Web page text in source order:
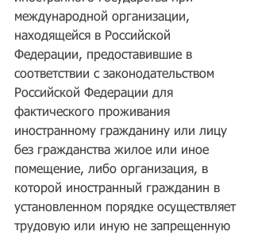
международной организации,
находящейся в Российской
Федерации, предоставившие в
соответствии с законодательством
Российской Федерации для
фактического проживания
иностранному гражданину или лицу
без гражданства жилое или иное
помещение, либо организация, в
которой иностранный гражданин в
установленном порядке осуществляет
трудовую или иную не запрещенную